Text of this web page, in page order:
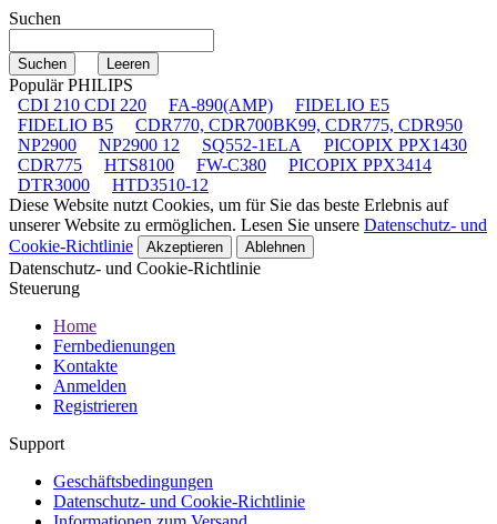
Suchen
Populär PHILIPS
CDI 210 CDI 220
FA-890(AMP)
FIDELIO E5
FIDELIO B5
CDR770, CDR700BK99, CDR775, CDR950
NP2900
NP2900 12 SQ552-1ELA
PICOPIX PPX1430
CDR775
HTS8100 FW-C380
PICOPIX PPX3414
DTR3000
HTD3510-12
Diese Website nutzt Cookies, um für Sie das beste Erlebnis auf
unserer Website zu ermöglichen. Lesen Sie unsere Datenschutz- und
Cookie-Richtlinie
Akzeptieren Ablehnen
Datenschutz- und Cookie-Richtlinie
Steuerung
Home
Fernbedienungen
Kontakte
Anmelden
Registrieren
Support
Geschäftsbedingungen
Datenschutz- und Cookie-Richtlinie